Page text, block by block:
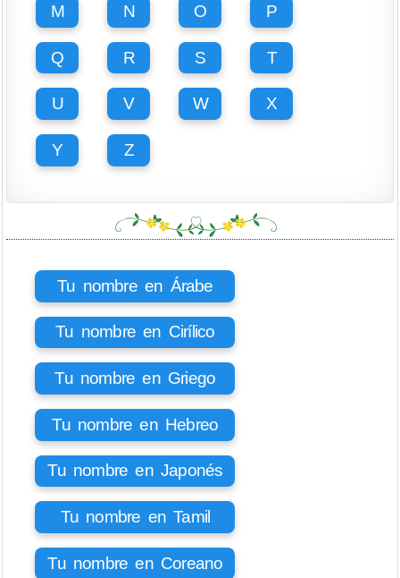
M N O P
Q R S T
U V W X
Y Z
Tu nombre en Árabe
Tu nombre en Cirílico
Tu nombre en Griego
Tu nombre en Hebreo
Tu nombre en Japonés
Tu nombre en Tamil
Tu nombre en Coreano